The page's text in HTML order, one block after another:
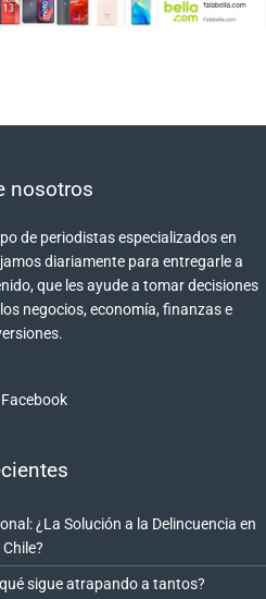
nosotros
de periodistas especializados en
diariamente para entregarle a
que les ayude a tomar decisiones
negocios, economía, finanzas e
Facebook
¿La Solución a la Delincuencia en
Chile?
sigue atrapando a tantos?